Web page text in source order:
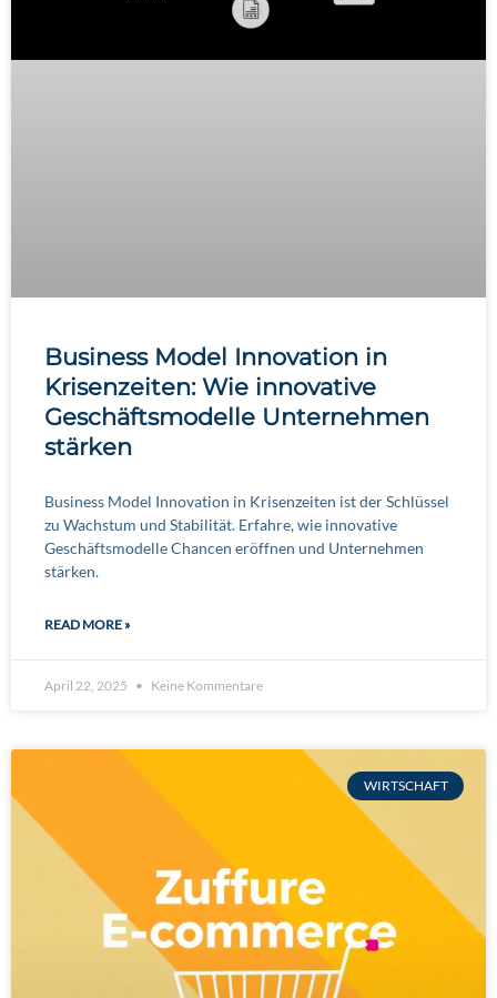
Business Model Innovation in
Krisenzeiten: Wie innovative
Geschäftsmodelle Unternehmen
stärken
Business Model Innovation in Krisenzeiten ist der Schlüssel
zu Wachstum und Stabilität. Erfahre, wie innovative
Geschäftsmodelle Chancen eröffnen und Unternehmen
stärken.
READ MORE »
April 22, 2025 Keine Kommentare
WIRTSCHAFT